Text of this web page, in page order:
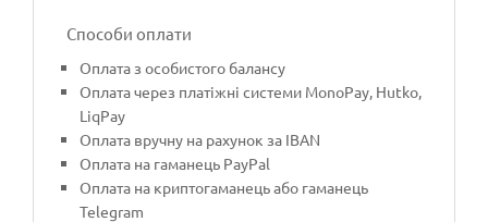
Способи оплати
Оплата з особистого балансу
Оплата через платіжні системи MonoPay, Hutko,
LiqPay
Оплата вручну на рахунок за IBAN
Оплата на гаманець PayPal
Оплата на криптогаманець або гаманець
Telegram